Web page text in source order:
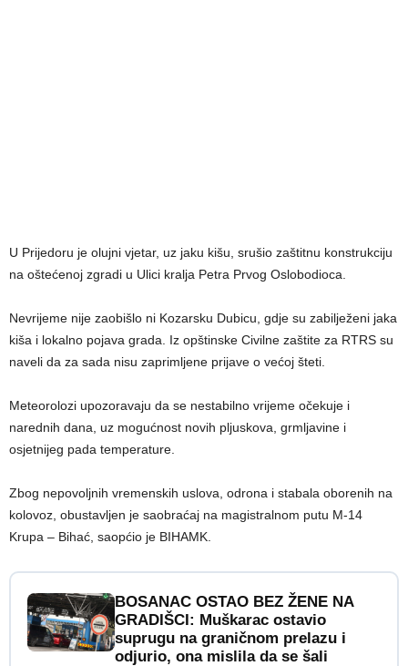
U Prijedoru je olujni vjetar, uz jaku kišu, srušio zaštitnu konstrukciju
na oštećenoj zgradi u Ulici kralja Petra Prvog Oslobodioca.
Nevrijeme nije zaobišlo ni Kozarsku Dubicu, gdje su zabilježeni jaka
kiša i lokalno pojava grada. Iz opštinske Civilne zaštite za RTRS su
naveli da za sada nisu zaprimljene prijave o većoj šteti.
Meteorolozi upozoravaju da se nestabilno vrijeme očekuje i
narednih dana, uz mogućnost novih pljuskova, grmljavine i
osjetnijeg pada temperature.
Zbog nepovoljnih vremenskih uslova, odrona i stabala oborenih na
kolovoz, obustavljen je saobraćaj na magistralnom putu M-14
Krupa – Bihać, saopćio je BIHAMK.
BOSANAC OSTAO BEZ ŽENE NA
GRADIŠCI: Muškarac ostavio
suprugu na graničnom prelazu i
odjurio, ona mislila da se šali